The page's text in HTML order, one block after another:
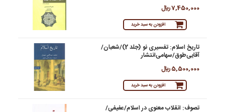
7,450,000 ريال
افزودن به سبد خرید
تاریخ اسلام: تفسیری نو (جلد 2)/شعبان/
آقایی‌طوق/سهامی‌انتشار
5,500,000 ريال
افزودن به سبد خرید
تصوف: انقلاب معنوی در اسلام/عفیفی/